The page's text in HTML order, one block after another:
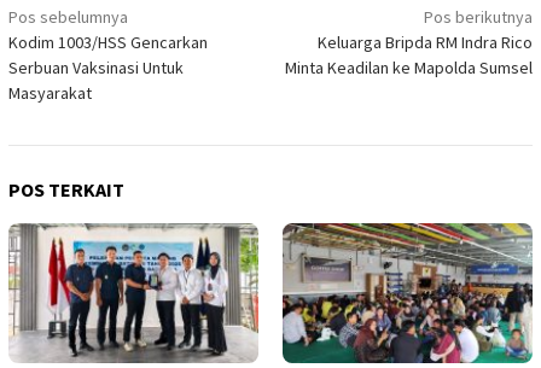
Navigasi
pos
Pos sebelumnya
Kodim 1003/HSS Gencarkan
Serbuan Vaksinasi Untuk
Masyarakat
Pos berikutnya
Keluarga Bripda RM Indra Rico
Minta Keadilan ke Mapolda Sumsel
POS TERKAIT